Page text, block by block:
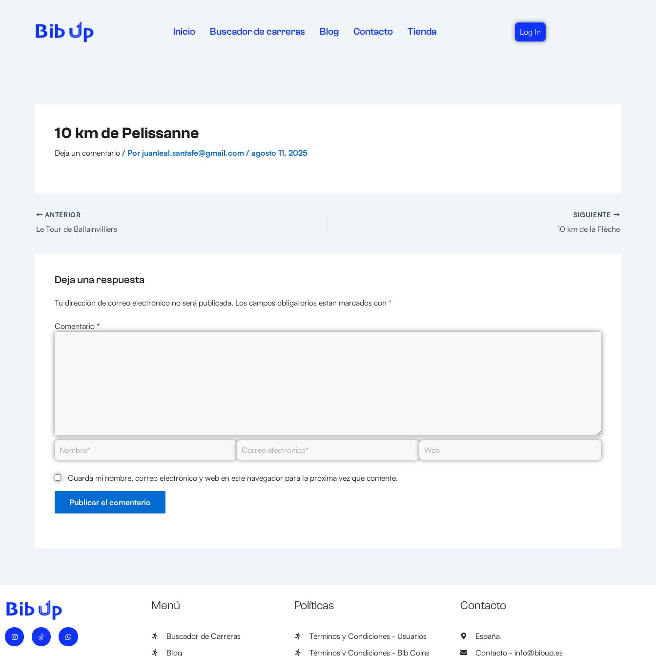
Inicio Buscador de carreras Blog Contacto Tienda Log In
10 km de Pelissanne
Deja un comentario / Por juanleal.santafe@gmail.com / agosto 11, 2025
ANTERIOR
Le Tour de Ballainvilliers
SIGUIENTE
10 km de la Flèche
Deja una respuesta
Tu dirección de correo electrónico no será publicada. Los campos obligatorios están marcados con *
Comentario *
Nombre*
Correo
electrónico*
Web
Guarda mi nombre, correo electrónico y web en este navegador para la próxima vez que comente.
I
n
W
h
Menú
Buscador de Carreras
Blog
Políticas
Términos y Condiciones - Usuarios
Términos y Condiciones - Bib Coins
Contacto
España
Contacto - info@bibup.es